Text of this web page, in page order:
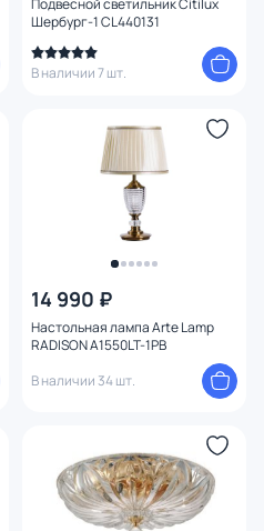
Подвесной светильник Citilux
Шербург-1 CL440131
В наличии 7 шт.
14 990 ₽
Настольная лампа Arte Lamp
RADISON A1550LT-1PB
В наличии 34 шт.